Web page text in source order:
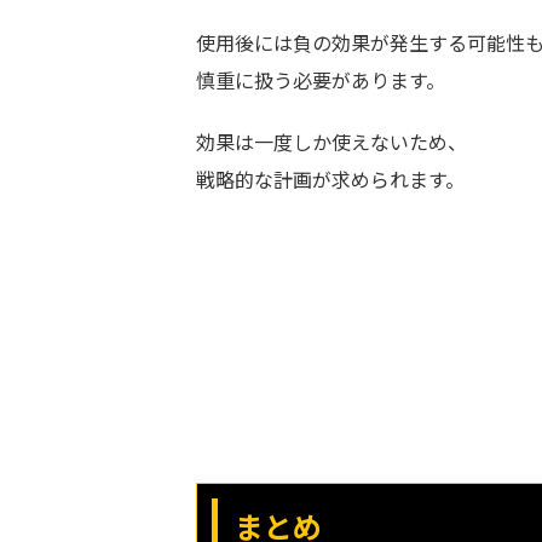
使用後には負の効果が発生する可能性も
慎重に扱う必要があります。
効果は一度しか使えないため、
戦略的な計画が求められます。
まとめ